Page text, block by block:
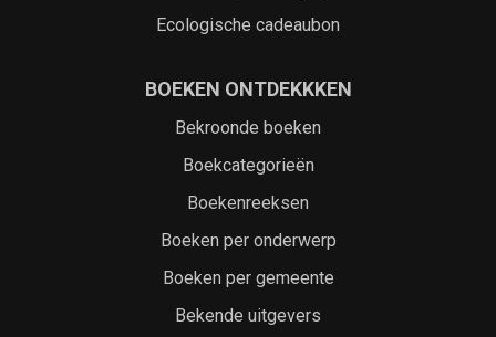
Ecologische cadeaubon
BOEKEN ONTDEKKKEN
Bekroonde boeken
Boekcategorieën
Boekenreeksen
Boeken per onderwerp
Boeken per gemeente
Bekende uitgevers